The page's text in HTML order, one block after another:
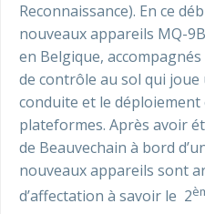
Reconnaissance). En ce
nouveaux appareils MQ-
en Belgique,
de contrôle au sol qui joue
conduite et le
plateformes. Après avoir
de Beauvechain à bord
nouveaux appareils sont
d’affectation à savoir le 2